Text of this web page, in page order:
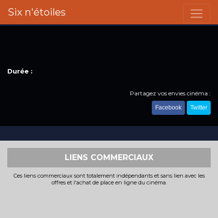
Six n'étoiles
Durée :
Partagez vos envies cinéma :
Facebook Twitter
LIENS COMMERCIAUX
Ces liens commerciaux sont totalement indépendants et sans lien avec les
offres et l'achat de place en ligne du cinéma.